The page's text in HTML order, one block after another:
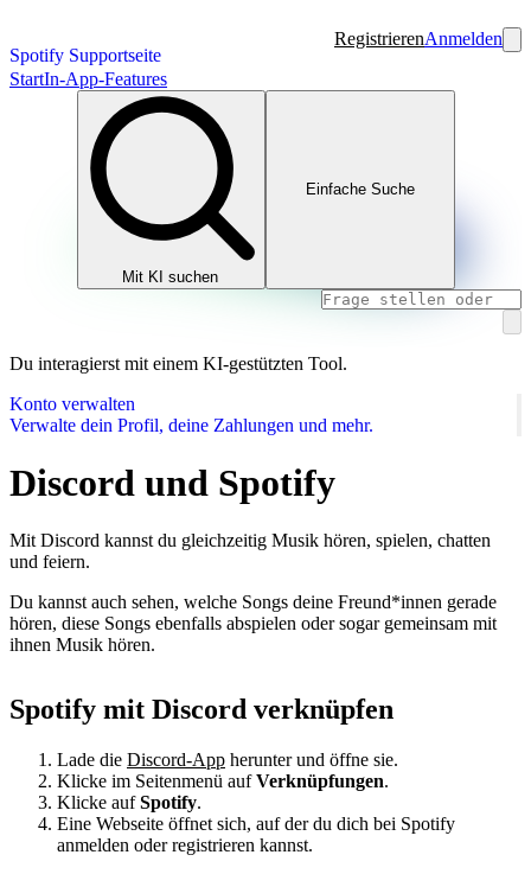
Spotify Supportseite
RegistrierenAnmelden
StartIn-App-Features
Mit KI suchen
Einfache Suche
Du interagierst mit einem KI-gestützten Tool.
Konto verwalten
Verwalte dein Profil, deine Zahlungen und mehr.
Discord und Spotify
Mit Discord kannst du gleichzeitig Musik hören, spielen, chatten
und feiern.
Du kannst auch sehen, welche Songs deine Freund*innen gerade
hören, diese Songs ebenfalls abspielen oder sogar gemeinsam mit
ihnen Musik hören.
Spotify mit Discord verknüpfen
Lade die Discord-App herunter und öffne sie.
Klicke im Seitenmenü aufVerknüpfungen.
Klicke aufSpotify.
Eine Webseite öffnet sich, auf der du dich bei Spotify
anmelden oder registrieren kannst.